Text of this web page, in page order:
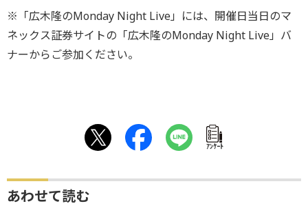
※「広木隆のMonday Night Live」には、開催日当日のマ
ネックス証券サイトの「広木隆のMonday Night Live」バ
ナーからご参加ください。
ｱﾝｹｰﾄ
あわせて読む